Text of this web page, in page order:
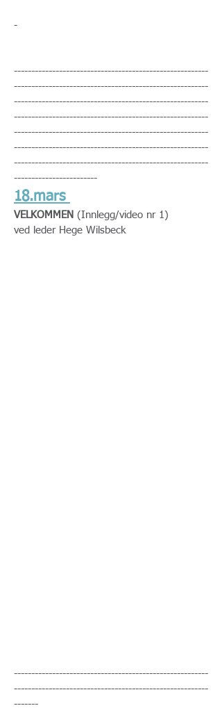
-
--------------------------------------------------------
--------------------------------------------------------
--------------------------------------------------------
--------------------------------------------------------
--------------------------------------------------------
--------------------------------------------------------
--------------------------------------------------------
------------------------
18.mars
VELKOMMEN (Innlegg/video nr 1)
ved leder Hege Wilsbeck
--------------------------------------------------------
--------------------------------------------------------
-------